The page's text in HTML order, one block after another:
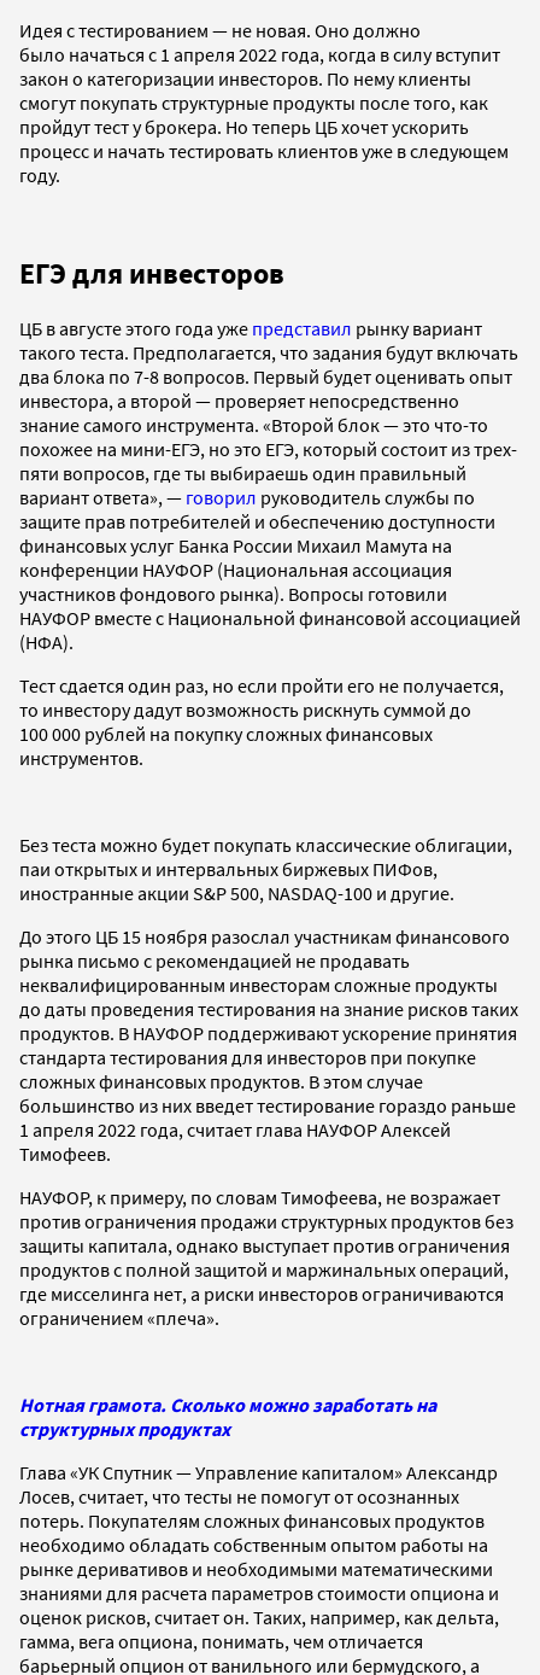
Идея с тестированием — не новая. Оно должно
было начаться с 1 апреля 2022 года, когда в силу вступит
закон о категоризации инвесторов. По нему клиенты
смогут покупать структурные продукты после того, как
пройдут тест у брокера. Но теперь ЦБ хочет ускорить
процесс и начать тестировать клиентов уже в следующем
году.
ЕГЭ для инвесторов
ЦБ в августе этого года уже представил рынку вариант
такого теста. Предполагается, что задания будут включать
два блока по 7-8 вопросов. Первый будет оценивать опыт
инвестора, а второй — проверяет непосредственно
знание самого инструмента. «Второй блок — это что-то
похожее на мини-ЕГЭ, но это ЕГЭ, который состоит из трех-
пяти вопросов, где ты выбираешь один правильный
вариант ответа», — говорил руководитель службы по
защите прав потребителей и обеспечению доступности
финансовых услуг Банка России Михаил Мамута на
конференции НАУФОР (Национальная ассоциация
участников фондового рынка). Вопросы готовили
НАУФОР вместе с Национальной финансовой ассоциацией
(НФА).
Тест сдается один раз, но если пройти его не получается,
то инвестору дадут возможность рискнуть суммой до
100 000 рублей на покупку сложных финансовых
инструментов.
Без теста можно будет покупать классические облигации,
паи открытых и интервальных биржевых ПИФов,
иностранные акции S&P 500, NASDAQ-100 и другие.
До этого ЦБ 15 ноября разослал участникам финансового
рынка письмо с рекомендацией не продавать
неквалифицированным инвесторам сложные продукты
до даты проведения тестирования на знание рисков таких
продуктов. В НАУФОР поддерживают ускорение принятия
стандарта тестирования для инвесторов при покупке
сложных финансовых продуктов. В этом случае
большинство из них введет тестирование гораздо раньше
1 апреля 2022 года, считает глава НАУФОР Алексей
Тимофеев.
НАУФОР, к примеру, по словам Тимофеева, не возражает
против ограничения продажи структурных продуктов без
защиты капитала, однако выступает против ограничения
продуктов с полной защитой и маржинальных операций,
где мисселинга нет, а риски инвесторов ограничиваются
ограничением «плеча».
Нотная грамота. Сколько можно заработать на
структурных продуктах
Глава «УК Спутник — Управление капиталом» Александр
Лосев, считает, что тесты не помогут от осознанных
потерь. Покупателям сложных финансовых продуктов
необходимо обладать собственным опытом работы на
рынке деривативов и необходимыми математическими
знаниями для расчета параметров стоимости опциона и
оценок рисков, считает он. Таких, например, как дельта,
гамма, вега опциона, понимать, чем отличается
барьерный опцион от ванильного или бермудского, а